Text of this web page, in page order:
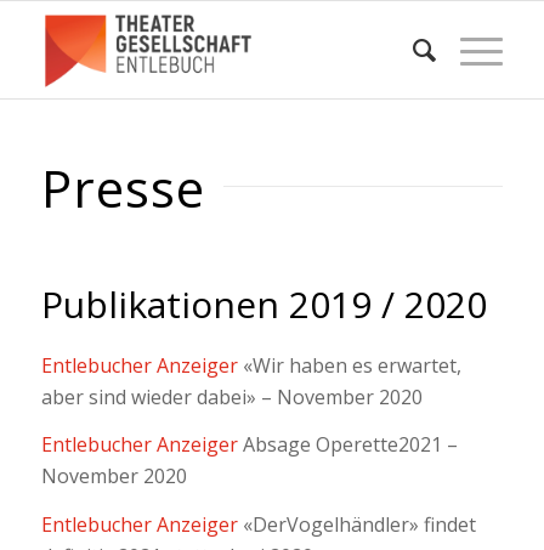
Presse
Publikationen 2019 / 2020
Entlebucher Anzeiger«Wir haben es erwartet,
aber sind wieder dabei» – November 2020
Entlebucher AnzeigerAbsage Operette2021 –
November 2020
Entlebucher Anzeiger«DerVogelhändler» findet